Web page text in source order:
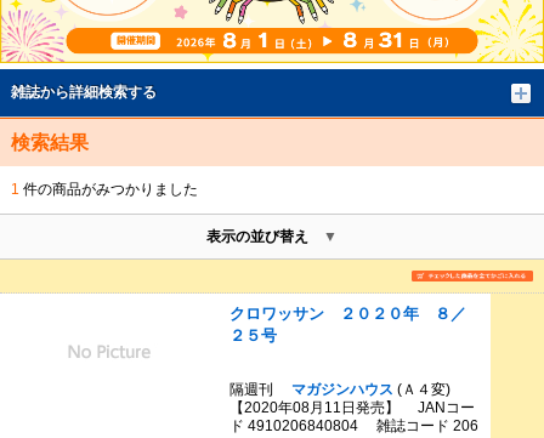
雑誌から詳細検索する
検索結果
1 件の商品がみつかりました
表示の並び替え
クロワッサン ２０２０年 ８／
２５号
隔週刊 マガジンハウス (Ａ４変)
【2020年08月11日発売】 JANコー
ド 4910206840804 雑誌コード 206